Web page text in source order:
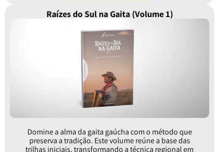
Raízes do Sul na Gaita (Volume 1)
Domine a alma da gaita gaúcha com o método que
preserva a tradição. Este volume reúne a base das
trilhas iniciais, transformando a técnica regional em